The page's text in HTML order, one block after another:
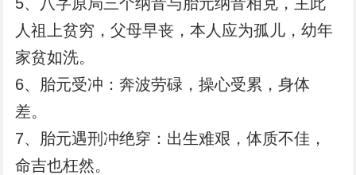
人祖上贫穷，父母早丧，本人应为孤儿，幼年
家贫如洗。
6、胎元受冲：奔波劳碌，操心受累，身体
差。
7、胎元遇刑冲绝穿：出生难艰，体质不佳，
命吉也枉然。